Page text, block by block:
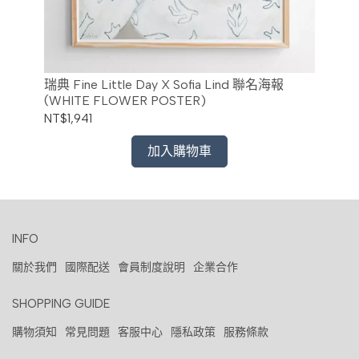
瑞典 Fine Little Day X Sofia Lind 聯名海報
(WHITE FLOWER POSTER)
NT$1,941
加入購物車
INFO
關於我們 國際配送 會員制度說明 企業合作
SHOPPING GUIDE
購物須知 常見問題 客服中心 隱私政策 服務條款